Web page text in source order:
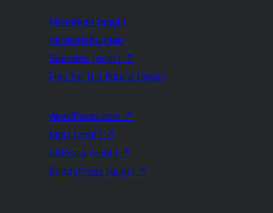
Mitwirken (engl.)
Veranstaltungen
Spenden (engl.) ↗
Five for the Future (engl.)
WordPress.com ↗
Matt (engl.) ↗
bbPress (engl.) ↗
BuddyPress (engl.) ↗